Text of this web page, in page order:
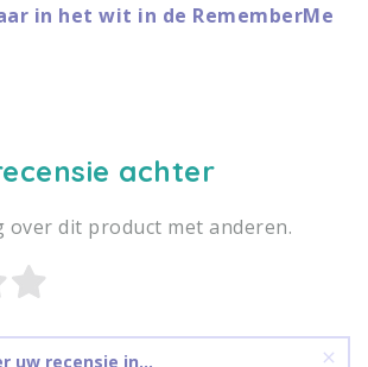
in het wit in de RememberMe
achter
over dit product met anderen.